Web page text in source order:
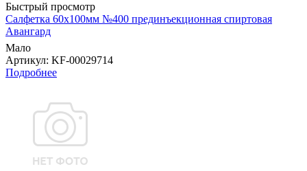
Быстрый просмотр
Салфетка 60х100мм №400 прединъекционная спиртовая
Авангард
Мало
Артикул: KF-00029714
Подробнее